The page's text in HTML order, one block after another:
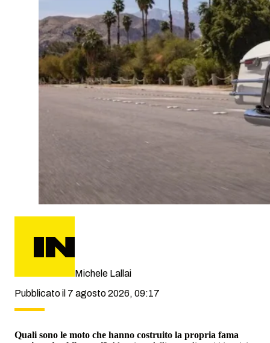
Michele Lallai
Pubblicato il 7 agosto 2026, 09:17
Quali sono le moto che hanno costruito la propria fama